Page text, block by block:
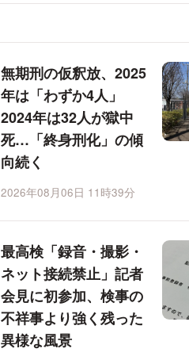
無期刑の仮釈放、2025
年は「わずか4人」
2024年は32人が獄中
死…「終身刑化」の傾
向続く
2026年08月06日 11時39分
最高検「録音・撮影・
ネット接続禁止」記者
会見に初参加、検事の
不祥事より強く残った
異様な風景